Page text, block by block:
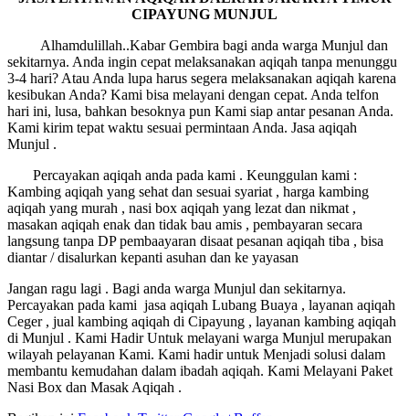
6713
CIPAYUNG MUNJUL
Alhamdulillah..Kabar Gembira bagi anda warga Munjul dan
sekitarnya. Anda ingin cepat melaksanakan aqiqah tanpa menunggu
3-4 hari? Atau Anda lupa harus segera melaksanakan aqiqah karena
kesibukan Anda? Kami bisa melayani dengan cepat. Anda telfon
hari ini, lusa, bahkan besoknya pun Kami siap antar pesanan Anda.
Kami kirim tepat waktu sesuai permintaan Anda. Jasa aqiqah
Munjul .
Percayakan aqiqah anda pada kami . Keunggulan kami :
Kambing aqiqah yang sehat dan sesuai syariat , harga kambing
aqiqah yang murah , nasi box aqiqah yang lezat dan nikmat ,
masakan aqiqah enak dan tidak bau amis , pembayaran secara
langsung tanpa DP pembaayaran disaat pesanan aqiqah tiba , bisa
diantar / disalurkan kepanti asuhan dan ke yayasan
Jangan ragu lagi . Bagi anda warga Munjul dan sekitarnya.
Percayakan pada kami jasa aqiqah Lubang Buaya , layanan aqiqah
Ceger , jual kambing aqiqah di Cipayung , layanan kambing aqiqah
di Munjul . Kami Hadir Untuk melayani warga Munjul merupakan
wilayah pelayanan Kami. Kami hadir untuk Menjadi solusi dalam
membantu kemudahan dalam ibadah aqiqah. Kami Melayani Paket
Nasi Box dan Masak Aqiqah .